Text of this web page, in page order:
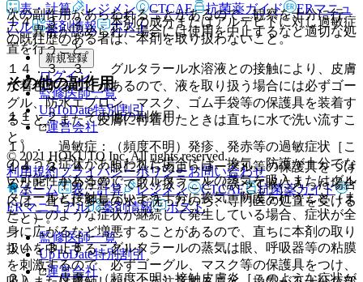
１４．３．２． 本剤の成分またはアルデヒドに対し過敏症
の既往歴のある者は、本剤を取り扱わないこと。
１４．３．３． グルタラール水溶液との接触により、皮膚
が着色することがあるので、液を取り扱う場合には必ずゴー
グル、防水エプロン、マスク、ゴム手袋等の保護具を装着す
ること。また、皮膚に付着したときは直ちに水で洗い流すこ
と。
１４．３．４． 眼に入らぬようゴーグル等の保護具をつけ
るなど、十分注意して取り扱うこと（誤って眼に入った場合
には、直ちに多量の水で洗ったのち、専門医の処置を受ける
こと）。
１４．３．５． グルタラールの蒸気は眼、呼吸器等の粘膜
を刺激するので、必ずゴーグル、マスク等の保護具をつけ、
次の副作用があらわれることがあるので、観察を十分に行
い、異常が認められた場合には使用を中止するなど適切な処
置を行うこと。
その他の副作用
１１．２． その他の副作用
１）． 過敏症：（頻度不明）発疹、発赤等の過敏症状［こ
のような症状があらわれた場合には、換気、防護が十分でな
い可能性があるので、グルタラールの蒸気を吸入またはグル
タラールと接触しないよう十分に換気、防護を行うこと（ま
た、このような症状が継続して発生している場合、症状が全
身に広がるなど増悪することがあるので、直ちに本剤の取り
扱いを中止すること）］。
２）． 皮膚：（頻度不明）接触皮膚炎［このような症状が
表・計算
レジメン CTCAE 抗菌薬ガイド
ERマニュ
アル
薬剤情報 ポスト
新規登録
ログイン
監修医師一覧
UpToDate特別割引
運営会社
© 2021 HOKUTO Inc. All rights reserved.
利用規約プライバシーポリシーお問い合わせ
ホーム
表・計算 レジメン CTCAE
抗菌薬ガイド
ERマニュアル
薬剤情報 ポスト
監修医師一覧
UpToDate特別割引
運営会社